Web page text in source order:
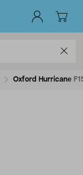
Oxford Hurricane